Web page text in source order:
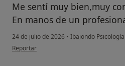
Me sentí muy bien,muy
En manos de un
24 de julio de 2026 • Ibaiondo Psicología
en opinión del usuario Rosa J G
Reportar